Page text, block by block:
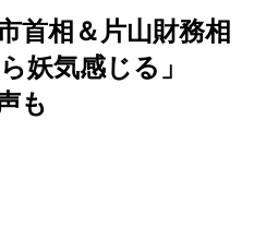
首相＆片山財務相
妖気感じる」
も